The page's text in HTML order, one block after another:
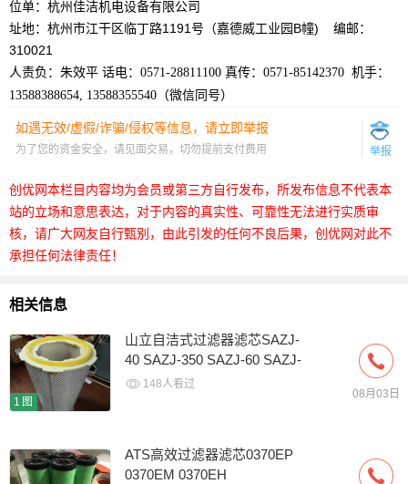
位单：杭州佳洁机电设备有限公司
址地：杭州市江干区临丁路1191号（嘉德威工业园B幢) 编邮：
310021
人责负：朱效平 话电： 0571-28811100 真传： 0571-85142370 机手：
13588388654, 13588355540 （微信同号）
如遇无效/虚假/诈骗/侵权等信息，请立即举报
为了您的资金安全，请见面交易，切勿提前支付费用 举报
创优网本栏目内容均为会员或第三方自行发布，所发布信息不代表本
站的立场和意思表达，对于内容的真实性、可靠性无法进行实质审
核，请广大网友自行甄别，由此引发的任何不良后果，创优网对此不
承担任何法律责任！
相关信息
1图
山立自洁式过滤器滤芯SAZJ-
40 SAZJ-350 SAZJ-60 SAZJ-
400148人看过
08月03日
ATS高效过滤器滤芯0370EP
0370EM 0370EH